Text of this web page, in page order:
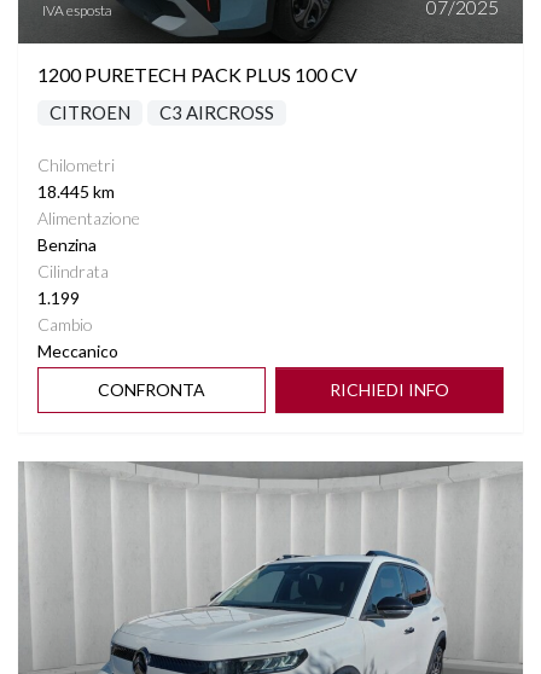
IVA esposta 07/2025
1200 PURETECH PACK PLUS 100 CV
CITROEN C3 AIRCROSS
Chilometri
18.445 km
Alimentazione
Benzina
Cilindrata
1.199
Cambio
Meccanico
CONFRONTA
RICHIEDI INFO
Vedi dettagli